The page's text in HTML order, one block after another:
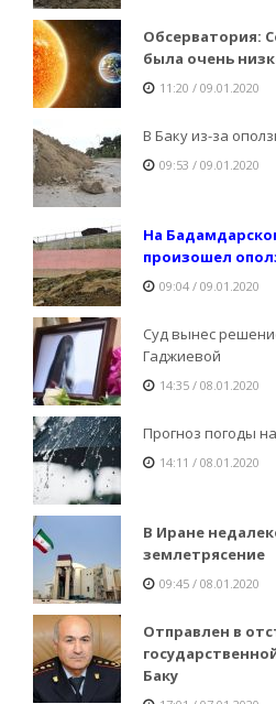
Обсерватория:
была очень
11:20 / 09.01.2020
В Баку из-за
09:53 / 09.01.2020
На
произошел
09:04 / 09.01.2020
Суд вынес
Гаджиевой
14:35 / 08.01.2020
Прогноз погоды
14:11 / 08.01.2020
В Иране
землетрясение
09:45 / 08.01.2020
Отправлен в
Баку